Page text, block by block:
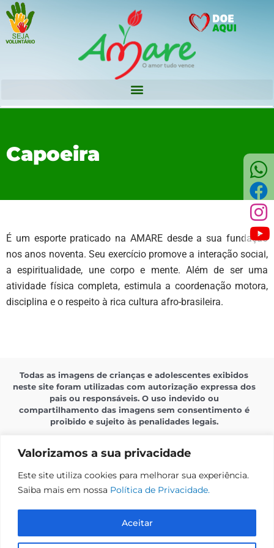
Valorizamos a sua privacidade
Este site utiliza cookies para melhorar sua experiência.
Saiba mais em nossa Política de Privacidade.
Aceitar
Capoeira
É um esporte praticado na AMARE desde a sua fundação
nos anos noventa. Seu exercício promove a interação social,
a espiritualidade, une corpo e mente. Além de ser uma
atividade física completa, estimula a coordenação motora,
disciplina e o respeito à rica cultura afro-brasileira.
Todas as imagens de crianças e adolescentes exibidos
neste site foram utilizadas com autorização expressa dos
pais ou responsáveis. O uso indevido ou
compartilhamento das imagens sem consentimento é
proibido e sujeito às penalidades legais.
Política de Privacidade